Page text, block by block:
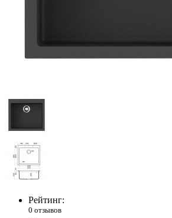
Рейтинг:
0 отзывов